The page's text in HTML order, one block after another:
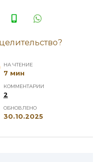
НА ЧТЕНИЕ
7 мин
КОММЕНТАРИИ
2
ОБНОВЛЕНО
30.10.2025